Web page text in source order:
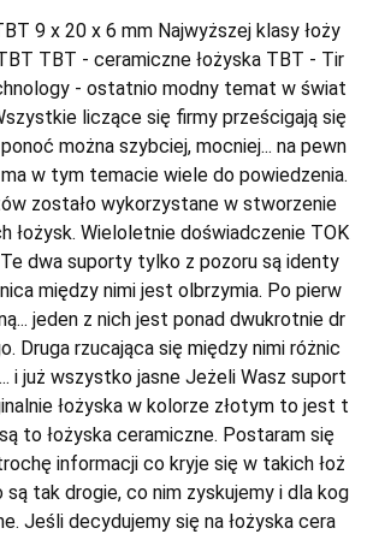
9 x 20 x 6 mm Najwyższej klasy łoży
TBT - ceramiczne łożyska TBT - Tir
- ostatnio modny temat w świat
liczące się firmy prześcigają się
można szybciej, mocniej... na pewn
w tym temacie wiele do powiedzenia.
zostało wykorzystane w stworzenie
łożysk. Wieloletnie doświadczenie TOK
dwa suporty tylko z pozoru są identy
między nimi jest olbrzymia. Po pierw
jeden z nich jest ponad dwukrotnie dr
Druga rzucająca się między nimi różnic
i już wszystko jasne Jeżeli Wasz suport
łożyska w kolorze złotym to jest t
to łożyska ceramiczne. Postaram się
informacji co kryje się w takich łoż
są tak drogie, co nim zyskujemy i dla kog
Jeśli decydujemy się na łożyska cera